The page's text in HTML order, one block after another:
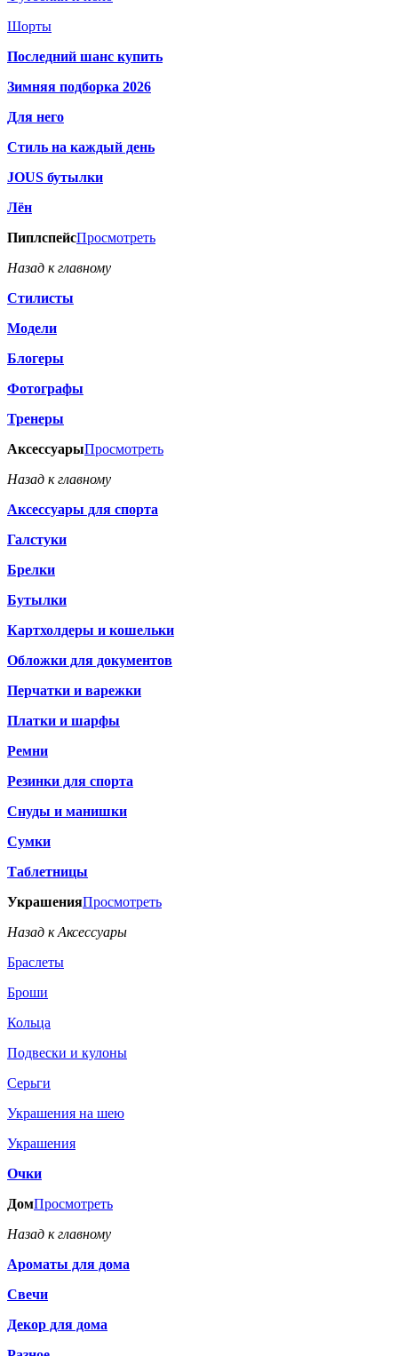
Шорты
Последний шанс купить
Зимняя подборка 2026
Для него
Стиль на каждый день
JOUS бутылки
Лён
ПиплспейсПросмотреть
Назад к главному
Стилисты
Модели
Блогеры
Фотографы
Тренеры
АксессуарыПросмотреть
Назад к главному
Аксессуары для спорта
Галстуки
Брелки
Бутылки
Картхолдеры и кошельки
Обложки для документов
Перчатки и варежки
Платки и шарфы
Ремни
Резинки для спорта
Снуды и манишки
Сумки
Таблетницы
УкрашенияПросмотреть
Назад к Аксессуары
Браслеты
Броши
Кольца
Подвески и кулоны
Серьги
Украшения на шею
Украшения
Очки
ДомПросмотреть
Назад к главному
Ароматы для дома
Свечи
Декор для дома